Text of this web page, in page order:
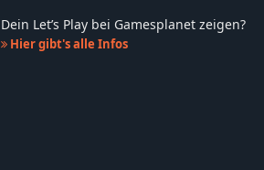
Dein Let’s Play bei Gamesplanet zeigen?
Hier gibt's alle Infos